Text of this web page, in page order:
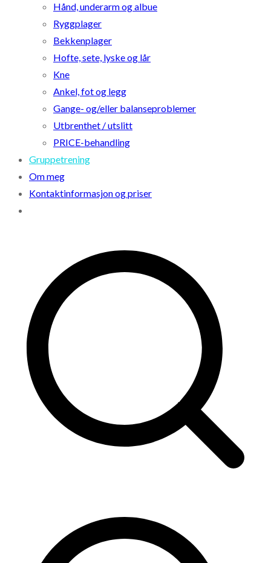
Hånd, underarm og albue
Ryggplager
Bekkenplager
Hofte, sete, lyske og lår
Kne
Ankel, fot og legg
Gange- og/eller balanseproblemer
Utbrenthet / utslitt
PRICE-behandling
Gruppetrening
Om meg
Kontaktinformasjon og priser